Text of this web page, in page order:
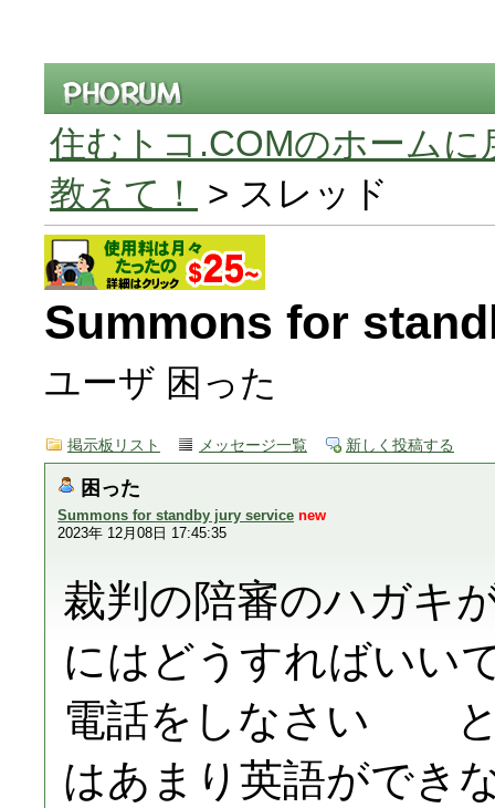
住むトコ.COMのホームに
教えて！
> スレッド
Summons for
ユーザ 困った
掲示板リスト メッセージ一覧 新しく投稿する
困った
Summons for standby jury service new
2023年 12月08日 17:45:35
裁判の陪審のハガキ
にはどうすればいい
電話をしなさい と
はあまり英語ができ